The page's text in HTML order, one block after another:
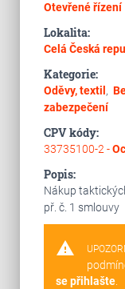
Otevřené řízení
Lokalita:
Celá Česká
Kategorie:
Oděvy, textil ,
zabezpečení
CPV kódy:
33735100-2 -
Popis:
Nákup
př. č. 1 smlouvy
warning
se přihlašte.